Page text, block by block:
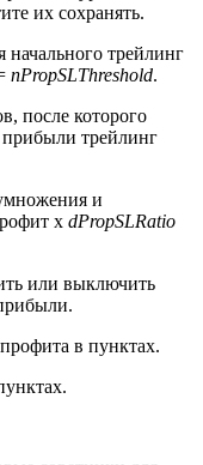
их сохранять.
трейлинг
nPropSLThreshold.
после которого
трейлинг
и
х dPropSLRatio
или выключить
в пунктах.